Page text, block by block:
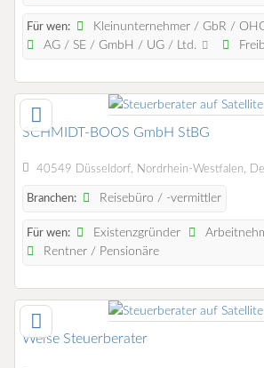
Für wen:
Kleinunternehmer / GbR /
AG / SE / GmbH / UG / Ltd.
SCHMIDT-BOOS GmbH StBG
40549 Düsseldorf, Nordrhein-Westfalen,
Branchen: Reisebüro / -vermittler
Für wen: Existenzgründer
Rentner / Pensionäre
Weise Steuerberater